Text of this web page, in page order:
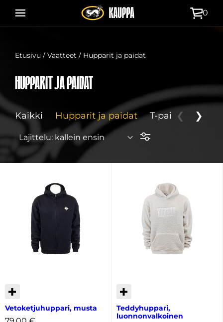
suoraan
sisältöön
0
Etusivu / Vaatteet / Hupparit ja paidat
Hupparit ja paidat
Kaikki Hupparit ja paidat T-paidat
❮ ❯
Vetoketjuhuppari, musta
Teddyhuppari,
luonnonvalkoinen